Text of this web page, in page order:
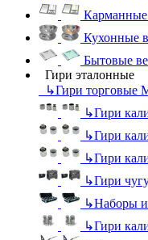
Кухонные
Бытовые
Гири эталонные
↳Гири торговые
↳Гири
↳Гири
↳Гири
↳Гири
↳Наборы
↳Гири